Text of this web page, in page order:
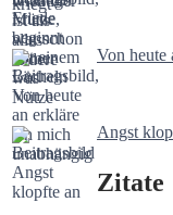
Von
Angst
Zitate